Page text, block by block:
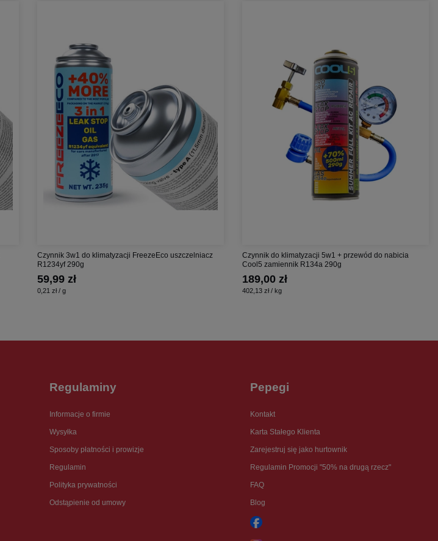
Czynnik 3w1 do klimatyzacji FreezeEco uszczelniacz
R1234yf 290g
59,99 zł
0,21 zł / g
Czynnik do klimatyzacji 5w1 + przewód do nabicia
Cool5 zamiennik R134a 290g
189,00 zł
402,13 zł / kg
Regulaminy
Informacje o firmie
Wysyłka
Sposoby płatności i prowizje
Regulamin
Polityka prywatności
Odstąpienie od umowy
Pepegi
Kontakt
Karta Stałego Klienta
Zarejestruj się jako hurtownik
Regulamin Promocji "50% na drugą rzecz"
FAQ
Blog